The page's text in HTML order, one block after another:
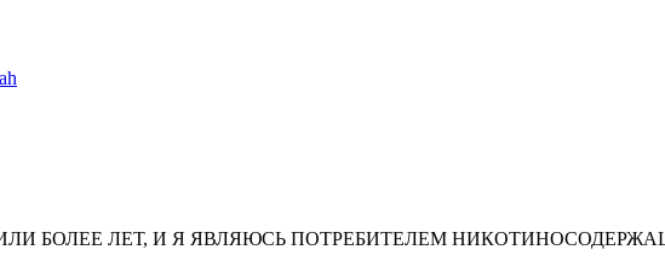
БОЛЕЕ ЛЕТ, И Я ЯВЛЯЮСЬ ПОТРЕБИТЕЛЕМ